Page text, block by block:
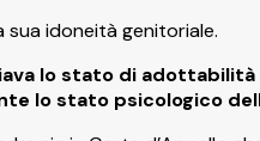
sua idoneità genitoriale.
lo stato di
lo stato psicologico